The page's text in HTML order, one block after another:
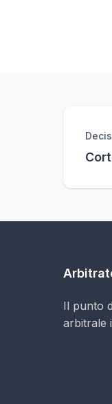
Il punto
arbitrale